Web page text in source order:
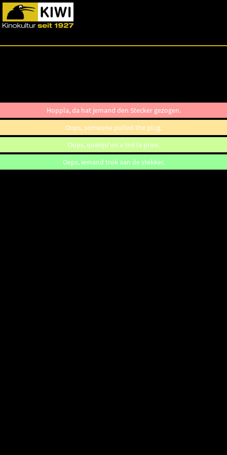
Hoppla, da hat jemand den Stecker gezogen.
Oops, someone pulled the plug.
Oups, quelqu'un a tiré la prise.
Oeps, iemand trok aan de stekker.